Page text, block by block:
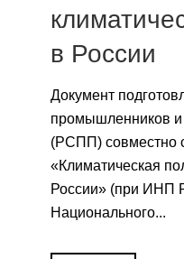
Публикации
Научная жизнь
Издания
Проблемы
О журнале
Номера
в России
Документ
промышленников и
(РСПП) совместно
«Климатическая
России» (при ИНП
Национального...